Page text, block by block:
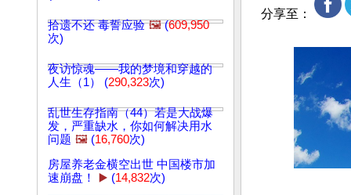
拾遗不还 毒誓应验 🖼️(609,950
次)
夜访惊魂——我的梦境和穿越的
人生（1） (290,323次)
乱世生存指南（44）若是大战爆
发，严重缺水，你如何解决用水
问题 🖼️ (16,760次)
房屋养老金横空出世 中国楼市加
速崩盘！
▶️ (14,832次)
分享至：